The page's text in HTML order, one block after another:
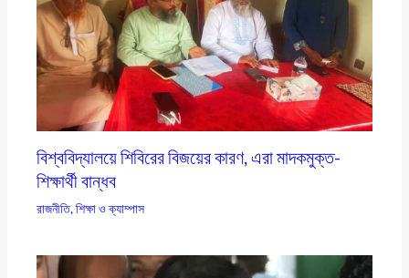
বিশ্ববিদ্যালয়ে শিবিরের বিজয়ের কারণ, এরা মাদকমুক্ত-
শিক্ষার্থী বান্ধব
রাজনীতি,শিক্ষা ও ক্যাম্পাস